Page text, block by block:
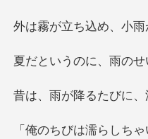
込め、小雨
に、雨のせ
たびに
らしち